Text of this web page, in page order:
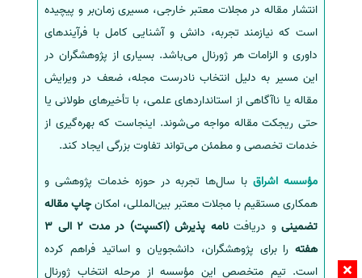
انتشار مقاله در مجلات معتبر خارجی، مسیری زمان‌بر و پیچیده
است که نیازمند تجربه، دانش و آشنایی کامل با فرآیندهای
داوری و الزامات هر ژورنال می‌باشد. بسیاری از پژوهشگران در
این مسیر به دلیل انتخاب نادرست مجله، ضعف در ویرایش
مقاله یا ناآگاهی از استانداردهای علمی، با تأخیرهای طولانی یا
حتی ریجکت مقاله مواجه می‌شوند. اینجاست که بهره‌گیری از
خدمات تخصصی و مطمئن می‌تواند تفاوت بزرگی ایجاد کند.
مؤسسه اشراقبا سال‌ها تجربه در حوزه خدمات پژوهشی و
همکاری مستقیم با مجلات معتبر بین‌المللی، امکانچاپ مقاله
تضمینی و دریافت
نامه پذیرش (اکسپت) در مدت 2 الی 3
هفته را برای پژوهشگران، دانشجویان و اساتید فراهم کرده
است. تیم متخصص این مؤسسه از مرحله انتخاب ژورنال